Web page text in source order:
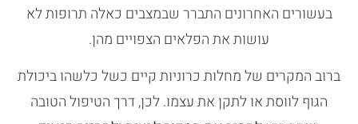
בעשורים האחרונים התברר שבמצבים כאלה תרופות לא
עושות את הפלאים הצפויים מהן.
ברוב המקרים של מחלות כרוניות קיים כשל כלשהו ביכולת
הגוף לווסת או לתקן את עצמו. לכן, דרך הטיפול הטובה